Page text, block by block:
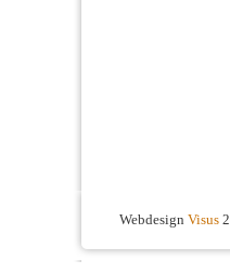
Webdesign Visus